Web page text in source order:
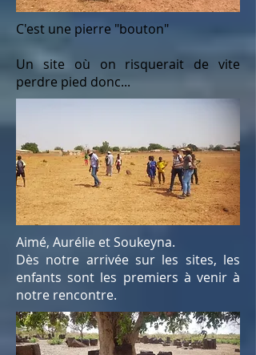
C'est une pierre "bouton"
Un site où on risquerait de vite
perdre pied donc...
Aimé, Aurélie et Soukeyna.
Dès notre arrivée sur les sites, les
enfants sont les premiers à venir à
notre rencontre.